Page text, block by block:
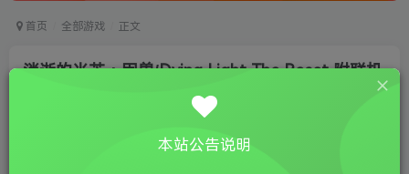
首页 全部游戏 正文
消逝的光芒：困兽/Dying Light The Beast 附联机
本站公告说明